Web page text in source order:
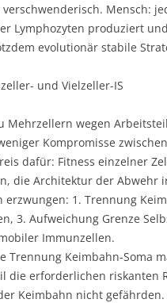
verschwenderisch. Mensch:
Lymphozyten produziert
evolutionär stabile
und Vielzeller-IS
Mehrzellern wegen
Kompromisse
dafür: Fitness einzelner
die Architektur der Abwehr
erzwungen: 1. Trennung
3. Aufweichung Grenze
Immunzellen.
Trennung Keimbahn-Soma
die erforderlichen riskanten
Keimbahn nicht gefährden.